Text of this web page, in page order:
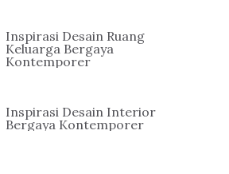
Inspirasi Desain Ruang
Keluarga Bergaya
Kontemporer
Inspirasi Desain Interior
Bergaya Kontemporer